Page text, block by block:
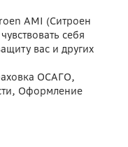
AMI (Ситроен
себя
вас и других
ОСАГО,
Оформление